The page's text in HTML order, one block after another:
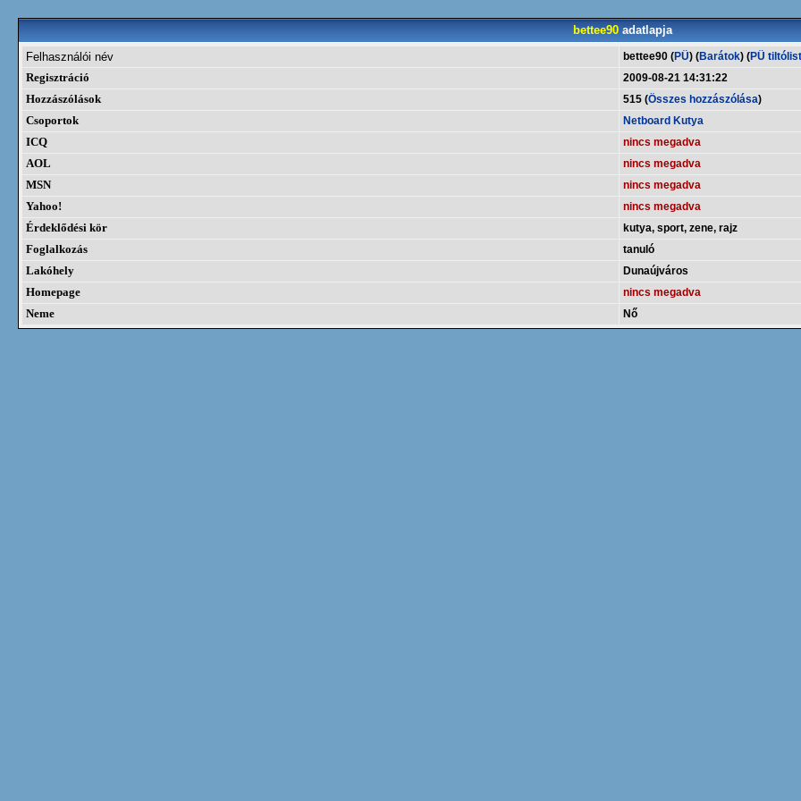
bettee90adatlapja
Felhasználói név
bettee90 (PÜ) (Barátok) (PÜ
Regisztráció
2009-08-21 14:31:22
Hozzászólások
515 (Összes hozzászólása)
Csoportok
Netboard Kutya
ICQ
nincs megadva
AOL
nincs megadva
MSN
nincs megadva
Yahoo!
nincs megadva
Érdeklődési kör
kutya, sport, zene, rajz
Foglalkozás
tanuló
Lakóhely
Dunaújváros
Homepage
nincs megadva
Neme
Nő